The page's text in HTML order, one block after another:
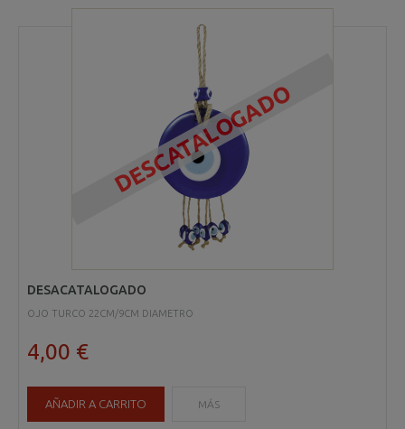
DESCATALOGADO
DESACATALOGADO
OJO TURCO 22CM/9CM DIAMETRO
4,00 €
AÑADIR A CARRITO MÁS